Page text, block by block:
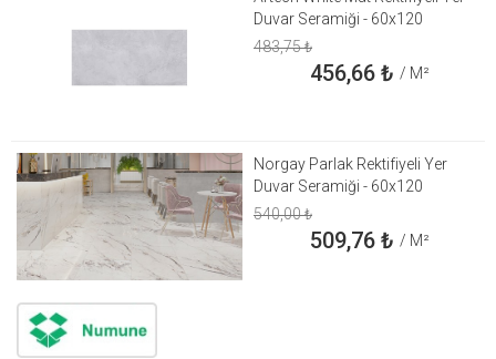
Duvar Seramiği - 60x120
483,75₺
456,66₺ / M²
Norgay Parlak Rektifiyeli Yer
Duvar Seramiği - 60x120
540,00₺
509,76₺ / M²